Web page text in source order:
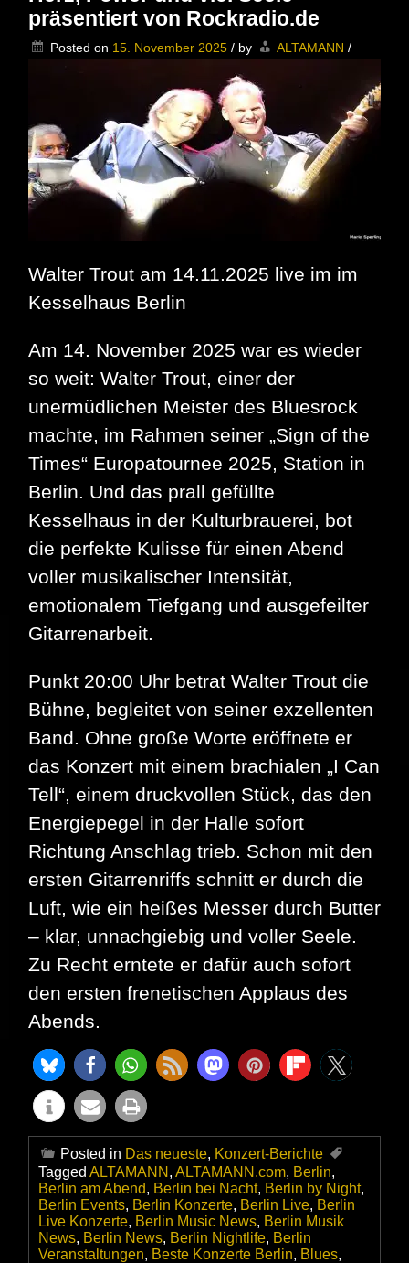
–
Wir
präsentiert von Rockradio.de
Posted on 15. November 2025 / by ALTAMANN /
Walter Trout am 14.11.2025 live im im
Kesselhaus Berlin
Am 14. November 2025 war es wieder
so weit: Walter Trout, einer der
unermüdlichen Meister des Bluesrock
machte, im Rahmen seiner „Sign of the
Times“ Europatournee 2025, Station in
Berlin. Und das prall gefüllte
Kesselhaus in der Kulturbrauerei, bot
die perfekte Kulisse für einen Abend
voller musikalischer Intensität,
emotionalem Tiefgang und ausgefeilter
Gitarrenarbeit.
Punkt 20:00 Uhr betrat Walter Trout die
Bühne, begleitet von seiner exzellenten
Band. Ohne große Worte eröffnete er
das Konzert mit einem brachialen „I Can
Tell“, einem druckvollen Stück, das den
Energiepegel in der Halle sofort
Richtung Anschlag trieb. Schon mit den
ersten Gitarrenriffs schnitt er durch die
Luft, wie ein heißes Messer durch Butter
– klar, unnachgiebig und voller Seele.
Zu Recht erntete er dafür auch sofort
den ersten frenetischen Applaus des
Abends.
Posted in Das neueste, Konzert-Berichte
Tagged ALTAMANN , ALTAMANN.com, Berlin,
Berlin am Abend, Berlin bei Nacht, Berlin by Night,
Berlin Events, Berlin Konzerte, Berlin Live, Berlin
Live Konzerte, Berlin Music News, Berlin Musik
News, Berlin News, Berlin Nightlife, Berlin
Veranstaltungen, Beste Konzerte Berlin, Blues,